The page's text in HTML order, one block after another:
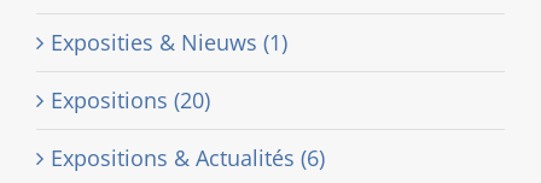
Exposities & Nieuws (1)
Expositions (20)
Expositions & Actualités (6)